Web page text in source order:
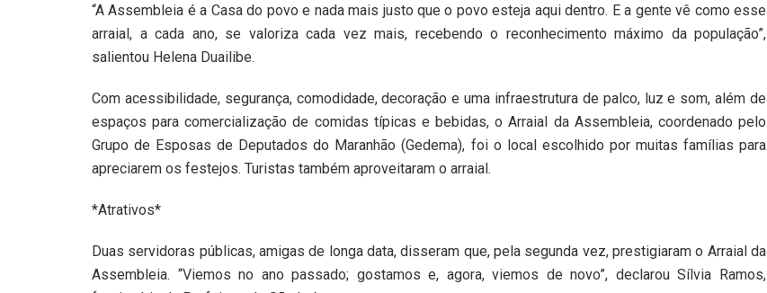
“A Assembleia é a Casa do povo e nada mais justo que o povo esteja aqui dentro. E a gente vê como esse
arraial, a cada ano, se valoriza cada vez mais, recebendo o reconhecimento máximo da população”,
salientou Helena Duailibe.
Com acessibilidade, segurança, comodidade, decoração e uma infraestrutura de palco, luz e som, além de
espaços para comercialização de comidas típicas e bebidas, o Arraial da Assembleia, coordenado pelo
Grupo de Esposas de Deputados do Maranhão (Gedema), foi o local escolhido por muitas famílias para
apreciarem os festejos. Turistas também aproveitaram o arraial.
*Atrativos*
Duas servidoras públicas, amigas de longa data, disseram que, pela segunda vez, prestigiaram o Arraial da
Assembleia. “Viemos no ano passado; gostamos e, agora, viemos de novo”, declarou Sílvia Ramos,